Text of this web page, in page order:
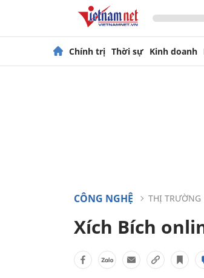
Chính trị Thời sự Kinh doanh
CÔNG NGHỆ THỊ TRƯỜNG
Xích Bích